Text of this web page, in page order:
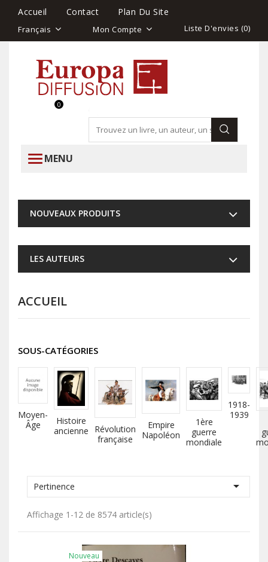
Accueil Contact Plan Du Site
Français Mon Compte Liste D'envies (0)
0
MENU
NOUVEAUX PRODUITS
LES AUTEURS
ACCUEIL
SOUS-CATÉGORIES
Moyen-
Âge
Histoire
ancienne
Révolution
française
Empire
Napoléon
1ère
guerre
mondiale
1918-
1939
Pertinence 
Affichage 1-12 de 8574 article(s)
Nouveau